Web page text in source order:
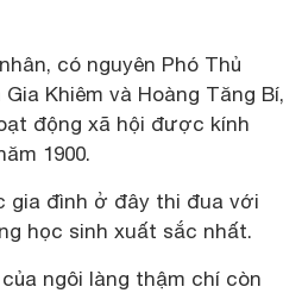
có nguyên Phó Thủ
Khiêm và Hoàng Tăng Bí,
động xã hội được kính
1900.
gia đình ở đây thi đua với
học sinh xuất sắc nhất.
ngôi làng thậm chí còn